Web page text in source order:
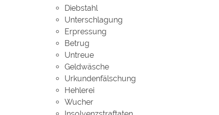
Diebstahl
Unterschlagung
Erpressung
Betrug
Untreue
Geldwäsche
Urkundenfälschung
Hehlerei
Wucher